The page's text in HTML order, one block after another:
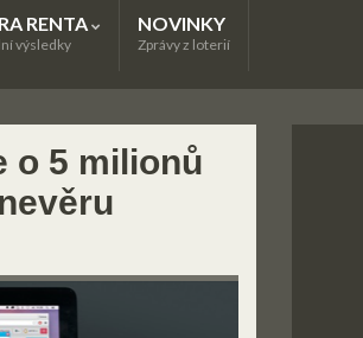
RENTA
výsledky
NOVINKY
Zprávy z loterií
o 5 milionů